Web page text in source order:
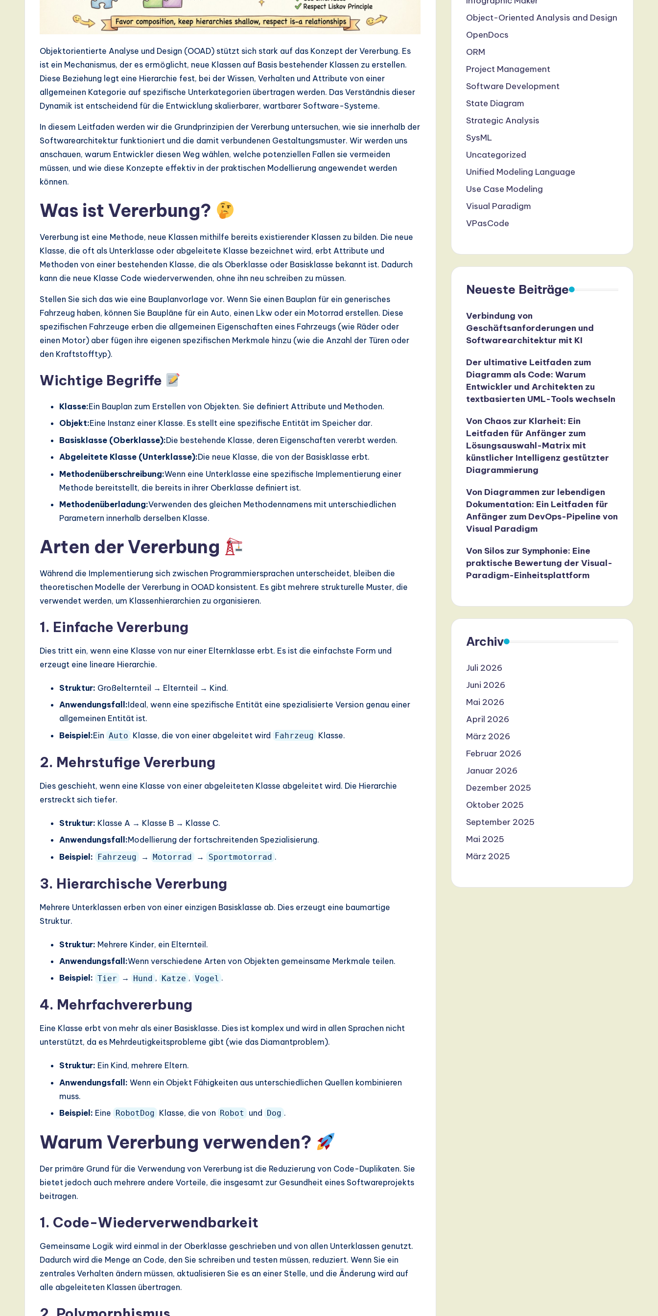
in
A
ft
w
In
Objektorientierte Analyse und Design (OOAD) stützt sich stark auf das Konzept der Vererbung. Es
ist ein Mechanismus, der es ermöglicht, neue Klassen auf Basis bestehender Klassen zu erstellen.
Diese Beziehung legt eine Hierarchie fest, bei der Wissen, Verhalten und Attribute von einer
allgemeinen Kategorie auf spezifische Unterkategorien übertragen werden. Das Verständnis dieser
Dynamik ist entscheidend für die Entwicklung skalierbarer, wartbarer Software-Systeme.
In diesem Leitfaden werden wir die Grundprinzipien der Vererbung untersuchen, wie sie innerhalb der
Softwarearchitektur funktioniert und die damit verbundenen Gestaltungsmuster. Wir werden uns
anschauen, warum Entwickler diesen Weg wählen, welche potenziellen Fallen sie vermeiden
müssen, und wie diese Konzepte effektiv in der praktischen Modellierung angewendet werden
können.
Was ist Vererbung?
Vererbung ist eine Methode, neue Klassen mithilfe bereits existierender Klassen zu bilden. Die neue
Klasse, die oft als Unterklasse oder abgeleitete Klasse bezeichnet wird, erbt Attribute und
Methoden von einer bestehenden Klasse, die als Oberklasse oder Basisklasse bekannt ist. Dadurch
kann die neue Klasse Code wiederverwenden, ohne ihn neu schreiben zu müssen.
Stellen Sie sich das wie eine Bauplanvorlage vor. Wenn Sie einen Bauplan für ein generisches
Fahrzeug haben, können Sie Baupläne für ein Auto, einen Lkw oder ein Motorrad erstellen. Diese
spezifischen Fahrzeuge erben die allgemeinen Eigenschaften eines Fahrzeugs (wie Räder oder
einen Motor) aber fügen ihre eigenen spezifischen Merkmale hinzu (wie die Anzahl der Türen oder
den Kraftstofftyp).
Wichtige Begriffe
Klasse:Ein Bauplan zum Erstellen von Objekten. Sie definiert Attribute und Methoden.
Objekt:Eine Instanz einer Klasse. Es stellt eine spezifische Entität im Speicher dar.
Basisklasse (Oberklasse):Die bestehende Klasse, deren Eigenschaften vererbt werden.
Abgeleitete Klasse (Unterklasse):Die neue Klasse, die von der Basisklasse erbt.
Methodenüberschreibung:Wenn eine Unterklasse eine spezifische Implementierung einer
Methode bereitstellt, die bereits in ihrer Oberklasse definiert ist.
Methodenüberladung:Verwenden des gleichen Methodennamens mit unterschiedlichen
Parametern innerhalb derselben Klasse.
Arten der Vererbung
Während die Implementierung sich zwischen Programmiersprachen unterscheidet, bleiben die
theoretischen Modelle der Vererbung in OOAD konsistent. Es gibt mehrere strukturelle Muster, die
verwendet werden, um Klassenhierarchien zu organisieren.
1. Einfache Vererbung
Dies tritt ein, wenn eine Klasse von nur einer Elternklasse erbt. Es ist die einfachste Form und
erzeugt eine lineare Hierarchie.
Struktur: Großelternteil → Elternteil → Kind.
Anwendungsfall:Ideal, wenn eine spezifische Entität eine spezialisierte Version genau einer
allgemeinen Entität ist.
Beispiel:Ein Auto Klasse, die von einer abgeleitet wird Fahrzeug Klasse.
2. Mehrstufige Vererbung
Dies geschieht, wenn eine Klasse von einer abgeleiteten Klasse abgeleitet wird. Die Hierarchie
erstreckt sich tiefer.
Struktur: Klasse A → Klasse B → Klasse C.
Anwendungsfall:Modellierung der fortschreitenden Spezialisierung.
Beispiel: Fahrzeug → Motorrad → Sportmotorrad .
3. Hierarchische Vererbung
Mehrere Unterklassen erben von einer einzigen Basisklasse ab. Dies erzeugt eine baumartige
Struktur.
Struktur: Mehrere Kinder, ein Elternteil.
Anwendungsfall:Wenn verschiedene Arten von Objekten gemeinsame Merkmale teilen.
Beispiel: Tier → Hund , Katze , Vogel .
4. Mehrfachvererbung
Eine Klasse erbt von mehr als einer Basisklasse. Dies ist komplex und wird in allen Sprachen nicht
unterstützt, da es Mehrdeutigkeitsprobleme gibt (wie das Diamantproblem).
Struktur: Ein Kind, mehrere Eltern.
Anwendungsfall: Wenn ein Objekt Fähigkeiten aus unterschiedlichen Quellen kombinieren
muss.
Beispiel: Eine RobotDog Klasse, die von Robot und Dog .
Warum Vererbung verwenden?
Der primäre Grund für die Verwendung von Vererbung ist die Reduzierung von Code-Duplikaten. Sie
bietet jedoch auch mehrere andere Vorteile, die insgesamt zur Gesundheit eines Softwareprojekts
beitragen.
1. Code-Wiederverwendbarkeit
Gemeinsame Logik wird einmal in der Oberklasse geschrieben und von allen Unterklassen genutzt.
Dadurch wird die Menge an Code, den Sie schreiben und testen müssen, reduziert. Wenn Sie ein
zentrales Verhalten ändern müssen, aktualisieren Sie es an einer Stelle, und die Änderung wird auf
alle abgeleiteten Klassen übertragen.
Object-Oriented Analysis and Design
OpenDocs
ORM
Project Management
Software Development
State Diagram
Strategic Analysis
SysML
Uncategorized
Unified Modeling Language
Use Case Modeling
Visual Paradigm
VPasCode
Neueste Beiträge
Verbindung von
Geschäftsanforderungen und
Softwarearchitektur mit KI
Der ultimative Leitfaden zum
Diagramm als Code: Warum
Entwickler und Architekten zu
textbasierten UML-Tools wechseln
Von Chaos zur Klarheit: Ein
Leitfaden für Anfänger zum
Lösungsauswahl-Matrix mit
künstlicher Intelligenz gestützter
Diagrammierung
Von Diagrammen zur lebendigen
Dokumentation: Ein Leitfaden für
Anfänger zum DevOps-Pipeline von
Visual Paradigm
Von Silos zur Symphonie: Eine
praktische Bewertung der Visual-
Paradigm-Einheitsplattform
Archiv
Juli 2026
Juni 2026
Mai 2026
April 2026
März 2026
Februar 2026
Januar 2026
Dezember 2025
Oktober 2025
September 2025
Mai 2025
März 2025